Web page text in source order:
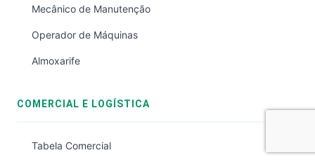
Mecânico de Manutenção
Operador de Máquinas
Almoxarife
COMERCIAL E LOGÍSTICA
Tabela Comercial